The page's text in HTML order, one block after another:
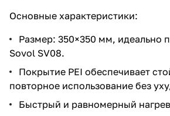
Основные характеристики:
Размер: 350×350 мм, идеально
Sovol SV08.
Покрытие PEI обеспечивает
повторное использование без
Быстрый и равномерный